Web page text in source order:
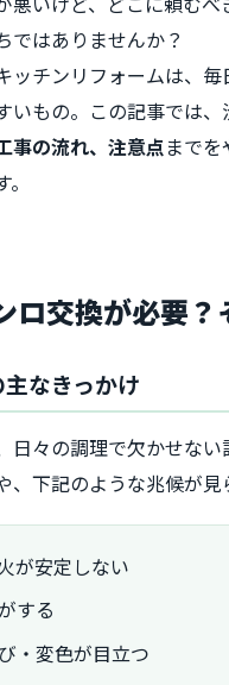
ではありませんか？
ッチンリフォームは、
いもの。この記事では
事の流れ、注意点 まで
ロ交換が必要
なきっかけ
日々の調理で欠かせな
、下記のような兆候が
が安定しない
する
・変色が目立つ